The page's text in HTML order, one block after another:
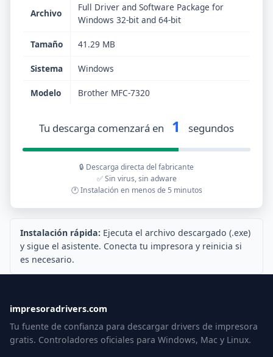
Archivo
Full Driver and Software Package for
Windows 32-bit and 64-bit
Tamaño 41.29 MB
Sistema Windows
Modelo Brother MFC-7320
Tu descarga comenzará en 1 segundos
🔒 Descarga directa del fabricante
✅ Sin virus, sin adware
🕐 Instalación en menos de 5 minutos
Instalación rápida: Ejecuta el archivo descargado (.exe)
y sigue el asistente. Conecta tu impresora y reinicia si
es necesario.
impresoradrivers.com
Tu fuente de confianza para descargar drivers de impresora
gratis. Controladores oficiales para Windows, Mac y Linux.